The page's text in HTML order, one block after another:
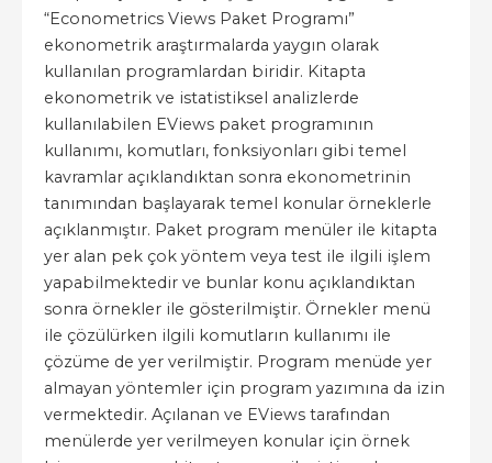
“Econometrics Views Paket Programı”
ekonometrik araştırmalarda yaygın olarak
kullanılan programlardan biridir. Kitapta
ekonometrik ve istatistiksel analizlerde
kullanılabilen EViews paket programının
kullanımı, komutları, fonksiyonları gibi temel
kavramlar açıklandıktan sonra ekonometrinin
tanımından başlayarak temel konular örneklerle
açıklanmıştır. Paket program menüler ile kitapta
yer alan pek çok yöntem veya test ile ilgili işlem
yapabilmektedir ve bunlar konu açıklandıktan
sonra örnekler ile gösterilmiştir. Örnekler menü
ile çözülürken ilgili komutların kullanımı ile
çözüme de yer verilmiştir. Program menüde yer
almayan yöntemler için program yazımına da izin
vermektedir. Açılanan ve EViews tarafından
menülerde yer verilmeyen konular için örnek